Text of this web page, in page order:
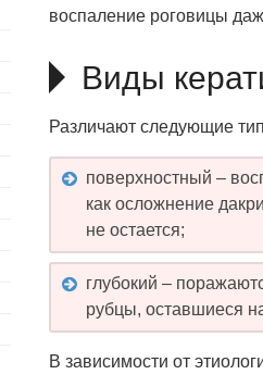
воспаление роговицы
Виды
Различают следующие
поверхностный –
как осложнение
не остается;
глубокий –
рубцы, оставшиеся
В зависимости от